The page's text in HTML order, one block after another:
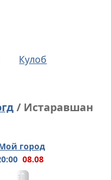
Кулоб
/ Истаравшан
город
08.08